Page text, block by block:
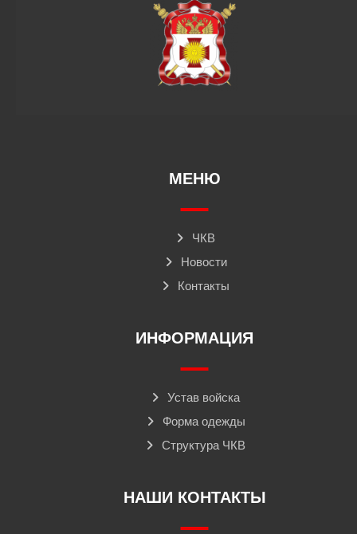
МЕНЮ
ЧКВ
Новости
Контакты
ИНФОРМАЦИЯ
Устав войска
Форма одежды
Структура ЧКВ
НАШИ КОНТАКТЫ